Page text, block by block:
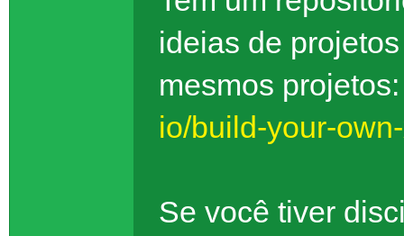
ideias de
mesmos
io/build-your-
Se você tiver